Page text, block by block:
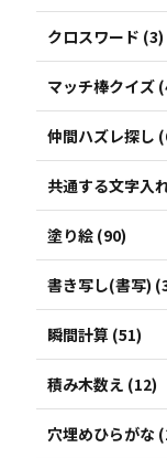
クロスワード (3)
マッチ棒クイズ
仲間ハズレ探し
共通する文字入
塗り絵 (90)
書き写し(書写)
瞬間計算 (51)
積み木数え (12)
穴埋めひらがな